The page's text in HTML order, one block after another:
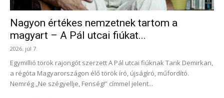
Nagyon értékes nemzetnek tartom a
magyart – A Pál utcai fiúkat...
2026. júl 7.
Egymillió török rajongót szerzett A Pál utcai fiúknak Tarık Demirkan,
a régóta Magyarországon élő török író, újságíró, műfordító.
Nemrég „Ne szégyellje, Fenség!” címmel jelent...